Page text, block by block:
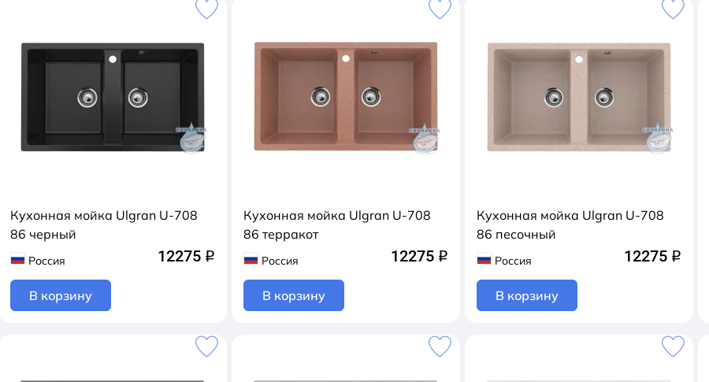
Кухонная мойка Ulgran U-708
86 черный
Россия 12275 q
В корзину
Кухонная мойка Ulgran U-708
86 терракот
Россия 12275 q
В корзину
Кухонная мойка Ulgran U-708
86 песочный
Россия 12275 q
В корзину